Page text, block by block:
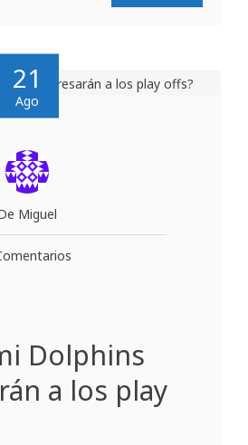
21
Ago
Miguel
Dolphins
a los play